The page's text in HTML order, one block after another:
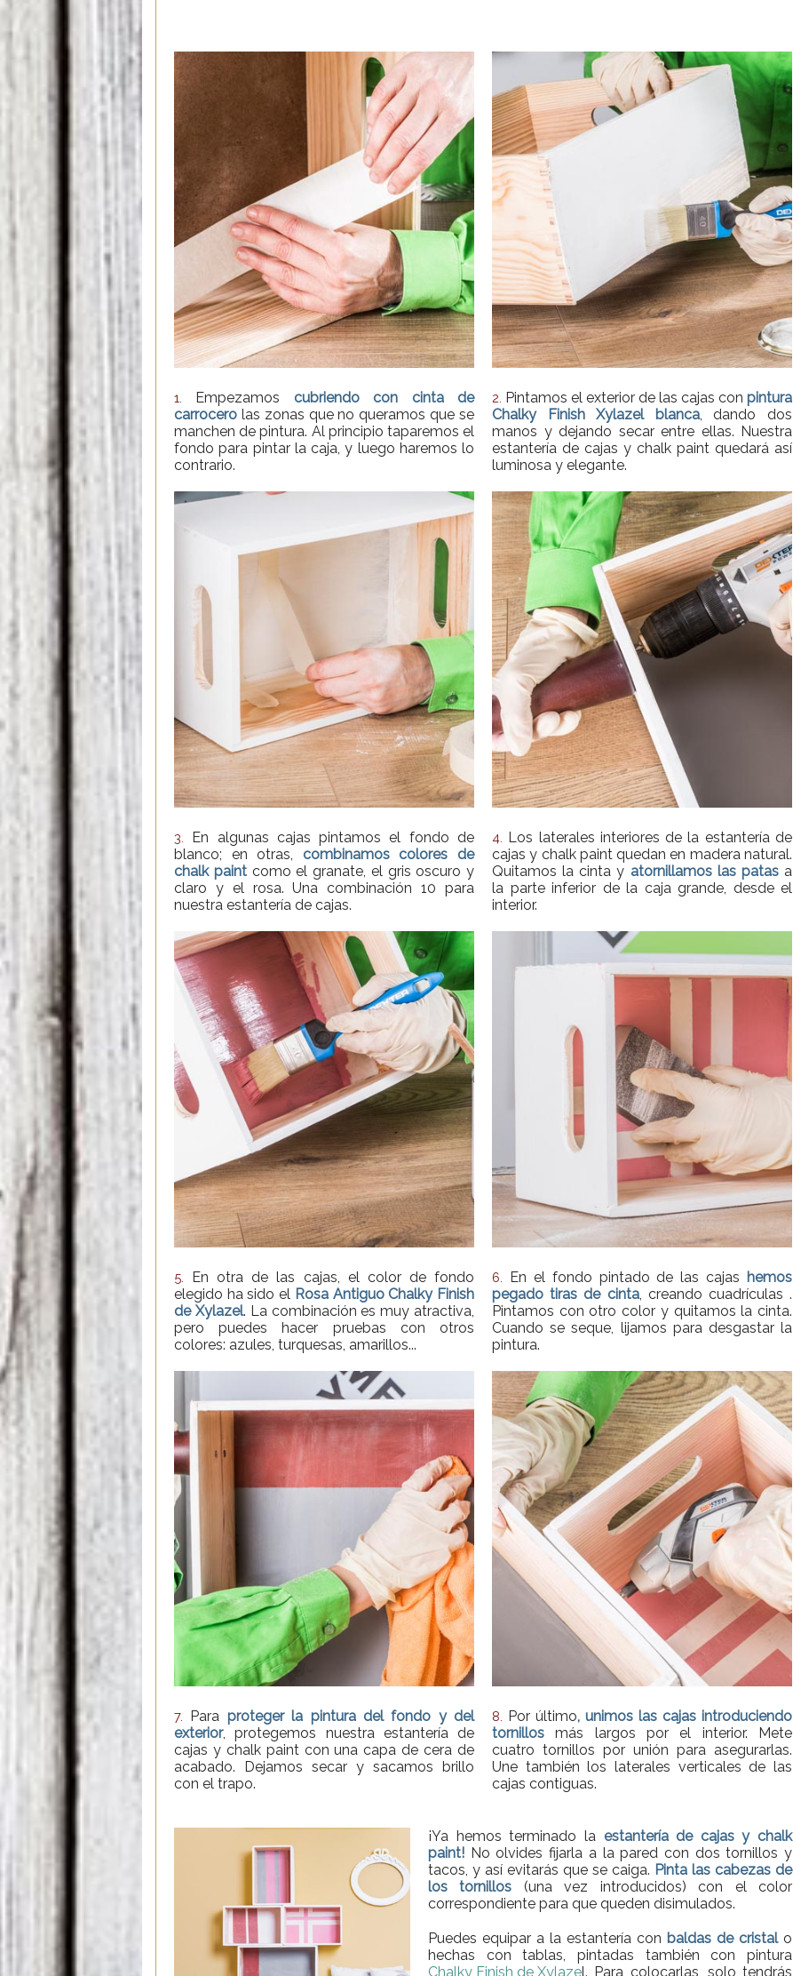
1. Empezamos cubriendo con cinta de
carrocero las zonas que no queramos que se
manchen de pintura. Al principio taparemos el
fondo para pintar la caja, y luego haremos lo
contrario.
2. Pintamos el exterior de las cajas con pintura
Chalky Finish Xylazel blanca, dando dos
manos y dejando secar entre ellas. Nuestra
estantería de cajas y chalk paint quedará así
luminosa y elegante.
3.
En algunas cajas pintamos el fondo de
blanco; en otras, combinamos colores de
chalk paintcomo el granate, el gris oscuro y
claro y el rosa. Una combinación 10 para
nuestra estantería de cajas.
4. Los laterales interiores de la estantería de
cajas y chalk paint quedan en madera natural.
Quitamos la cinta y atornillamos las patasa
la parte inferior de la caja grande, desde el
interior.
5.
En otra de las cajas, el color de fondo
elegido ha sido el Rosa Antiguo Chalky Finish
de Xylazel. La combinación es muy atractiva,
pero puedes hacer pruebas con otros
colores: azules, turquesas, amarillos...
6. En el fondo pintado de las cajas hemos
pegado tiras de cinta, creando cuadrículas .
Pintamos con otro color y quitamos la cinta.
Cuando se seque, lijamos para desgastar la
pintura.
7. Para proteger la pintura del fondo y del
exterior, protegemos nuestra estantería de
cajas y chalk paint con una capa de cera de
acabado. Dejamos secar y sacamos brillo
con el trapo.
8. Por último, unimos las cajas introduciendo
tornillos más largos por el interior. Mete
cuatro tornillos por unión para asegurarlas.
Une también los laterales verticales de las
cajas contiguas.
¡Ya hemos terminado laestantería de cajas y chalk
paint! No olvides fijarla a la pared con dos tornillos y
tacos, y así evitarás que se caiga. Pinta las cabezas de
los tornillos (una vez introducidos) con el color
correspondiente para que queden disimulados.
Puedes equipar a la estantería con baldas de cristalo
hechas con tablas, pintadas también con pintura
Chalky Finish de Xylazel. Para colocarlas, solo tendrás